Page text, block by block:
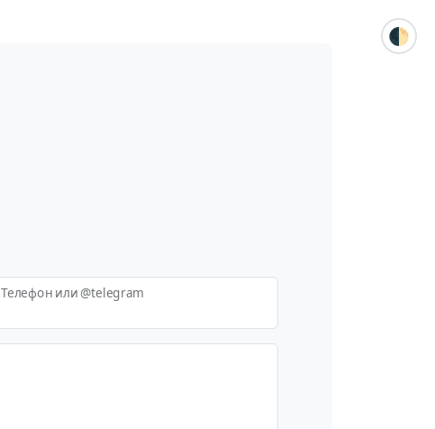
🌓
Телефон или @telegram